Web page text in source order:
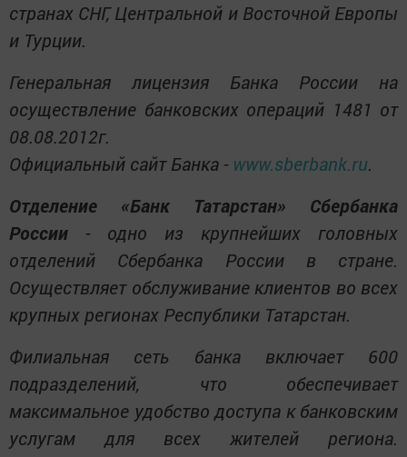
странах СНГ, Центральной и Восточной Европы
и Турции.
Генеральная лицензия Банка России на
осуществление банковских операций 1481 от
08.08.2012г.
Официальный сайт Банка - www.sberbank.ru.
Отделение «Банк Татарстан» Сбербанка
России - одно из крупнейших головных
отделений Сбербанка России в стране.
Осуществляет обслуживание клиентов во всех
крупных регионах Республики Татарстан.
Филиальная сеть банка включает 600
подразделений, что обеспечивает
максимальное удобство доступа к банковским
услугам для всех жителей региона.